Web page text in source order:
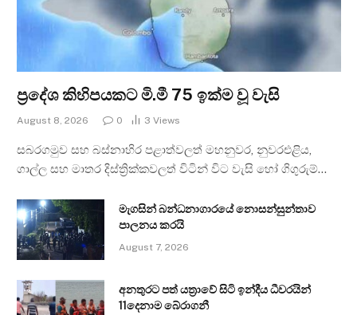
ප්‍රදේශ කිහිපයකට මි.මී 75 ඉක්ම වූ වැසි
August 8, 2026 0 3 Views
සබරගමුව සහ බස්නාහිර පළාත්වලත් මහනුවර, නුවරඑළිය,
ගාල්ල සහ මාතර දිස්ත්‍රික්කවලත් විටින් විට වැසි හෝ ගිගුරුම්…
මැගසින් බන්ධනාගාරයේ නොසන්සුන්තාව
පාලනය කරයි
August 7, 2026
අනතුරට පත් යත්‍රාවේ සිටි ඉන්දීය ධීවරයින්
11දෙනාම බේරාගනී